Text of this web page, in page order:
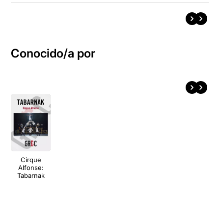
Conocido/a por
Cirque
Alfonse:
Tabarnak